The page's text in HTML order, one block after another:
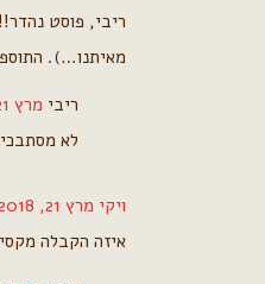
ריבי, פוסט
מאיתנו…).
ריבי מרץ 21, 2018 בשעה 6:53 am
לא
ויקי מרץ 21, 2018 בשעה 12:23 pm
איזה הקבלה